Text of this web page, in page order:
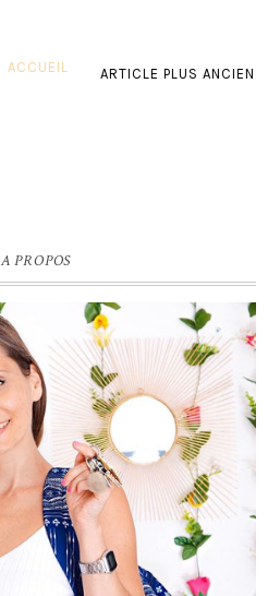
ARTICLE PLUS ANCIEN
ACCUEIL
A PROPOS